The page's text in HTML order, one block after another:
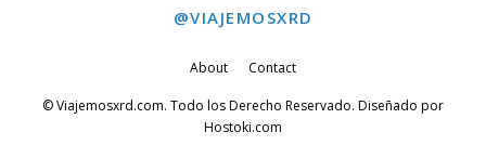
@VIAJEMOSXRD
About Contact
© Viajemosxrd.com. Todo los Derecho Reservado. Diseñado por
Hostoki.com